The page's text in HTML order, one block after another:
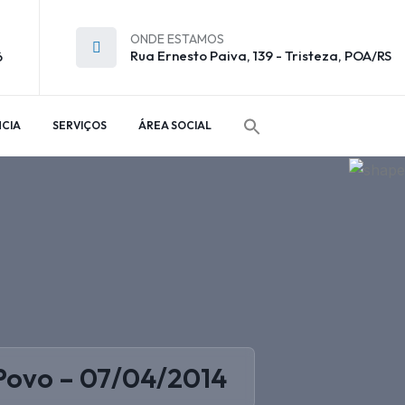
ONDE ESTAMOS
Rua Ernesto Paiva, 139 - Tristeza, POA/RS
SERVIÇOS ÁREA SOCIAL
– 07/04/2014